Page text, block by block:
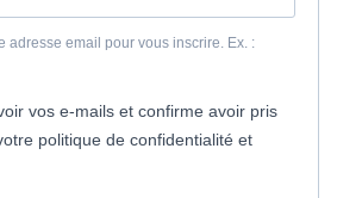
adresse email pour vous inscrire. Ex. :
vos e-mails et confirme avoir pris
politique de confidentialité et